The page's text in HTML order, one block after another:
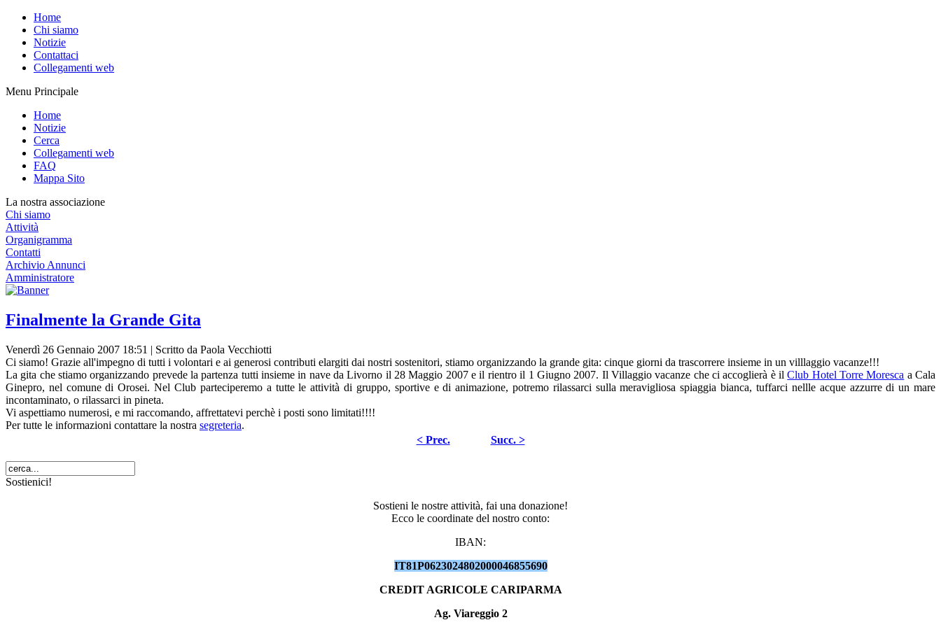
Home
Chi siamo
Notizie
Contattaci
Collegamenti web
Menu Principale
Home
Notizie
Cerca
Collegamenti web
FAQ
Mappa Sito
La nostra associazione
Chi siamo
Attività
Organigramma
Contatti
Archivio Annunci
Amministratore
Finalmente la Grande Gita
Venerdì 26 Gennaio 2007 18:51 | Scritto da Paola Vecchiotti
Ci siamo! Grazie all'impegno di tutti i volontari e ai generosi contributi elargiti dai nostri sostenitori, stiamo organizzando la grande gita: cinque giorni da trascorrere insieme in un villlaggio vacanze!!!
La gita che stiamo organizzando prevede la partenza tutti insieme in nave da Livorno il 28 Maggio 2007 e il rientro il 1 Giugno 2007. Il Villaggio vacanze che ci accoglierà è ilClub Hotel Torre Moresca a Cala
Ginepro, nel comune di Orosei. Nel Club parteciperemo a tutte le attività di gruppo, sportive e di animazione, potremo rilassarci sulla meravigliosa spiaggia bianca, tuffarci nellle acque azzurre di un mare
incontaminato, o rilassarci in pineta.
Vi aspettiamo numerosi, e mi raccomando, affrettatevi perchè i posti sono limitati!!!!
Per tutte le informazioni contattare la nostra segreteria.
< Prec.
Succ. >
Sostienici!
Sostieni le nostre attività, fai una donazione!
Ecco le coordinate del nostro conto:
IBAN:
IT81P0623024802000046855690
CREDIT AGRICOLE CARIPARMA
Ag. Viareggio 2